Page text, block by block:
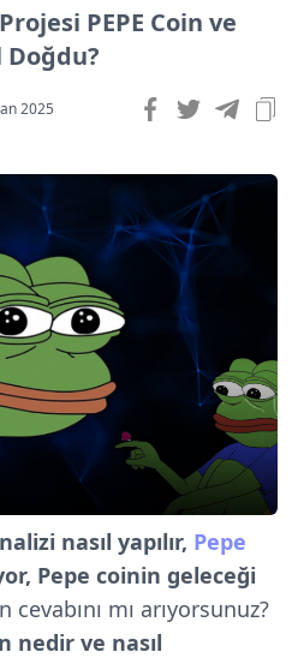
PEPE Coin ve
Doğdu?
2025
nasıl yapılır, Pepe
Pepe coinin geleceği
cevabını mı arıyorsunuz?
nedir ve nasıl